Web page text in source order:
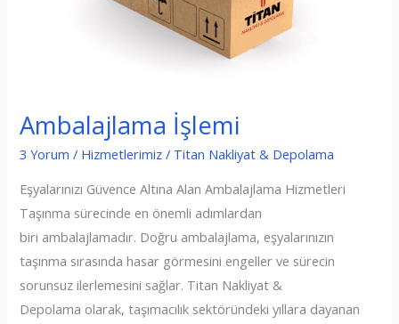
Ambalajlama İşlemi
3 Yorum / Hizmetlerimiz / Titan Nakliyat & Depolama
Eşyalarınızı Güvence Altına Alan Ambalajlama Hizmetleri
Taşınma sürecinde en önemli adımlardan
biri ambalajlamadır. Doğru ambalajlama, eşyalarınızın
taşınma sırasında hasar görmesini engeller ve sürecin
sorunsuz ilerlemesini sağlar. Titan Nakliyat &
Depolama olarak, taşımacılık sektöründeki yıllara dayanan